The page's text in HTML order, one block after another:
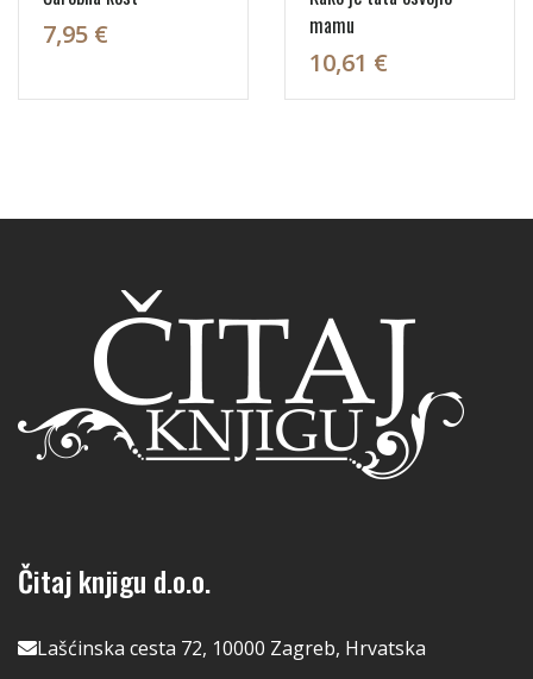
7,95 €
mamu
10,61 €
Čitaj knjigu d.o.o.
Lašćinska cesta 72, 10000 Zagreb, Hrvatska